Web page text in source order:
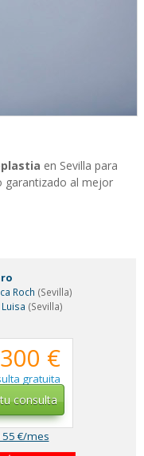
en Sevilla para
garantizado al mejor
Roch (Sevilla)
(Sevilla)
€
gratuita
consulta
€/mes